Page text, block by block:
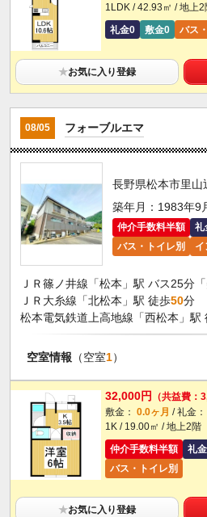
1LDK / 42.93㎡ / 地上2
礼金0
敷金0 バス
★お気に入り登録
08/05 フォーブルエマ
長野県松本市里山
築年月：1983年9
仲介手数料半額 礼
バス・トイレ別
イ
ＪＲ篠ノ井線「松本」駅 バス25分
ＪＲ大糸線「北松本」駅 徒歩50分
松本電気鉄道上高地線「西松本」駅
空室情報 （空室1）
32,000円
（共益費：
敷金： 0.0ヶ月 / 礼金：
1K / 19.00㎡ / 地上2階
仲介手数料半額
礼
バス・トイレ別
★お気に入り登録